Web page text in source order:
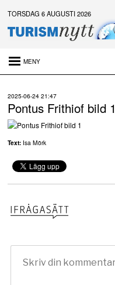
TORSDAG 6 AUGUSTI 2026
Platsannonser:
2025-06-24 21:47
Pontus Frithiof bild 1
Text: Isa Mörk